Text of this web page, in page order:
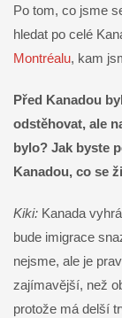
Po tom, co jsme
hledat po celé
Montréalu, kam
Před Kanadou
odstěhovat, ale
bylo? Jak byste
Kanadou, co se
Kiki: Kanada
bude imigrace
nejsme, ale je
zajímavější, než
protože má delší